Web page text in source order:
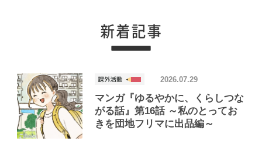
マンガ『ゆるやかに、くらしつな
がる話』第16話 ～私のとってお
きを団地フリマに出品編～
2026.07.29